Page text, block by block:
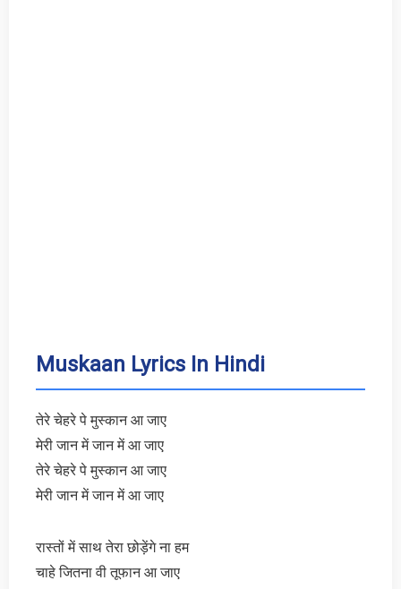
Muskaan Lyrics In Hindi
तेरे चेहरे पे मुस्कान आ जाए
मेरी जान में जान में आ जाए
तेरे चेहरे पे मुस्कान आ जाए
मेरी जान में जान में आ जाए
रास्तों में साथ तेरा छोड़ेंगे ना हम
चाहे जितना वी तूफान आ जाए